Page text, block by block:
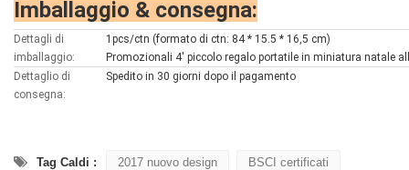
Imballaggio & consegna:
Dettagli di
imballaggio:
1pcs/ctn (formato di ctn: 84 * 15.5 * 16,5 cm)
Promozionali 4' piccolo regalo portatile in miniatura natale
Dettaglio di
consegna:
Spedito in 30 giorni dopo il pagamento
Tag Caldi : 2017 nuovo design BSCI certificati